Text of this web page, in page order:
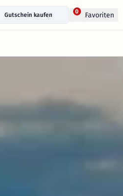
Gutschein kaufen
0 Favoriten